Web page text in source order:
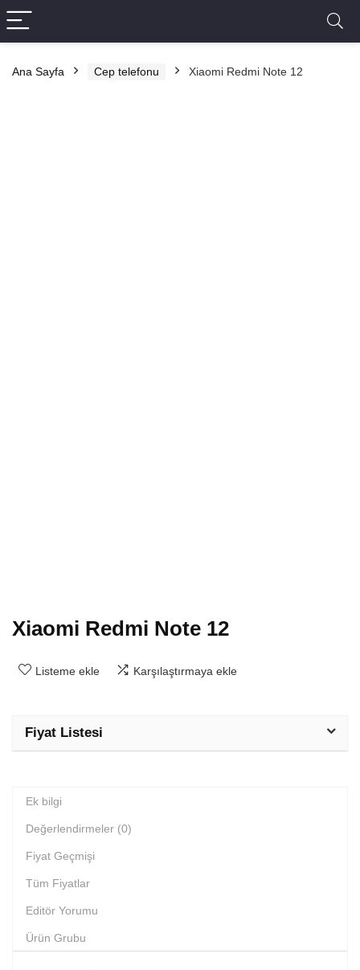
Ana Sayfa Cep telefonu Xiaomi Redmi Note 12
Xiaomi Redmi Note 12
Listeme ekle Karşılaştırmaya ekle
Fiyat Listesi
Ek bilgi
Değerlendirmeler (0)
Fiyat Geçmişi
Tüm Fiyatlar
Editör Yorumu
Ürün Grubu